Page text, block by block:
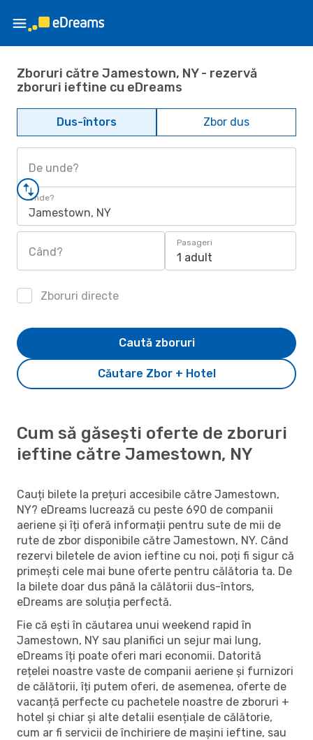
Zboruri către Jamestown, NY - rezervă
zboruri ieftine cu eDreams
Dus-întors Zbor dus
De unde?
Unde?
Jamestown, NY
Când?
Pasageri
1 adult
Zboruri directe
Căutare Zbor + Hotel
Caută zboruri
Cum să găsești oferte de zboruri
ieftine către Jamestown, NY
Cauți bilete la prețuri accesibile către Jamestown,
NY? eDreams lucrează cu peste 690 de companii
aeriene și îți oferă informații pentru sute de mii de
rute de zbor disponibile către Jamestown, NY. Când
rezervi biletele de avion ieftine cu noi, poți fi sigur că
primești cele mai bune oferte pentru călătoria ta. De
la bilete doar dus până la călătorii dus-întors,
eDreams are soluția perfectă.
Fie că ești în căutarea unui weekend rapid în
Jamestown, NY sau planifici un sejur mai lung,
eDreams îți poate oferi mari economii. Datorită
rețelei noastre vaste de companii aeriene și furnizori
de călătorii, îți putem oferi, de asemenea, oferte de
vacanță perfecte cu pachetele noastre de zboruri +
hotel și chiar și alte detalii esențiale de călătorie,
cum ar fi servicii de închiriere de mașini ieftine, sau